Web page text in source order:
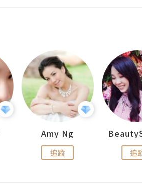
Amy Ng
追蹤 追蹤